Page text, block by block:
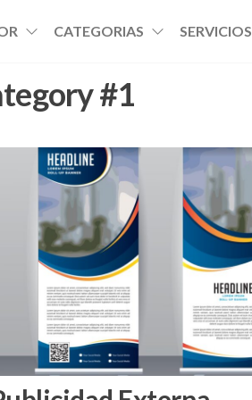
CATEGORIAS SERVICIOS
#1